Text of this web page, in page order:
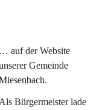
… auf der Website
Gemeinde
Als Bürgermeister lade